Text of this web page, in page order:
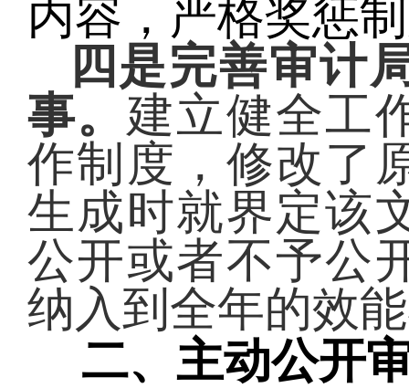
内容，严格奖惩
四是完善审计
事。 建立健全工
作制度，修改了
生成时就界定该
公开或者不予公
纳入到全年的效
二、主动公开